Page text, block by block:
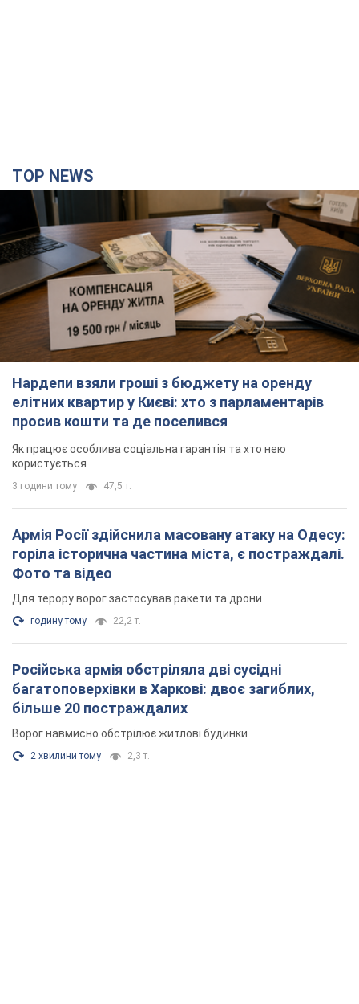
TOP NEWS
Нардепи взяли гроші з бюджету на оренду
елітних квартир у Києві: хто з парламентарів
просив кошти та де поселився
Як працює особлива соціальна гарантія та хто нею
користується
3 години тому 47,5 т.
Армія Росії здійснила масовану атаку на Одесу:
горіла історична частина міста, є постраждалі.
Фото та відео
Для терору ворог застосував ракети та дрони
годину тому 22,2 т.
Російська армія обстріляла дві сусідні
багатоповерхівки в Харкові: двоє загиблих,
більше 20 постраждалих
Ворог навмисно обстрілює житлові будинки
2 хвилини тому 2,3 т.